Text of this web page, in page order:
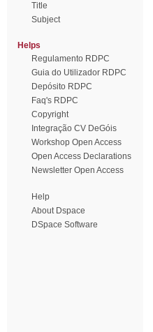
Title
Subject
Helps
Regulamento RDPC
Guia do Utilizador RDPC
Depósito RDPC
Faq's RDPC
Copyright
Integração CV DeGóis
Workshop Open Access
Open Access Declarations
Newsletter Open Access
Help
About Dspace
DSpace Software